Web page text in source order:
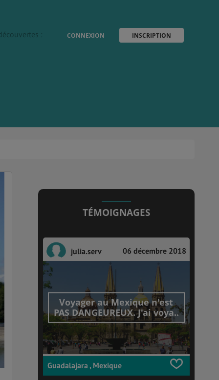
CONNEXION INSCRIPTION
:
TÉMOIGNAGES
julia.serv 06 décembre 2018
Voyager au Mexique n'est
PAS DANGEUREUX. J'ai voya..
Guadalajara , Mexique